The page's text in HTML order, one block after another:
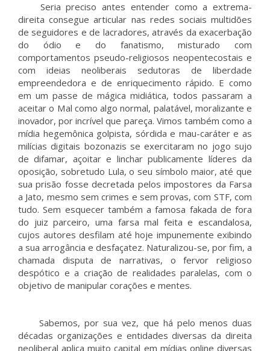
Seria preciso antes entender como a extrema-
direita consegue articular nas redes sociais multidões
de seguidores e de lacradores, através da exacerbação
do ódio e do fanatismo, misturado com
comportamentos pseudo-religiosos neopentecostais e
com ideias neoliberais sedutoras de liberdade
empreendedora e de enriquecimento rápido. E como
em um passe de mágica midiática, todos passaram a
aceitar o Mal como algo normal, palatável, moralizante e
inovador, por incrível que pareça. Vimos também como a
mídia hegemônica golpista, sórdida e mau-caráter e as
milícias digitais bozonazis se exercitaram no jogo sujo
de difamar, açoitar e linchar publicamente líderes da
oposição, sobretudo Lula, o seu símbolo maior, até que
sua prisão fosse decretada pelos impostores da Farsa
a Jato, mesmo sem crimes e sem provas, com STF, com
tudo. Sem esquecer também a famosa fakada de fora
do juiz parceiro, uma farsa mal feita e escandalosa,
cujos autores desfilam até hoje impunemente exibindo
a sua arrogância e desfaçatez. Naturalizou-se, por fim, a
chamada disputa de narrativas, o fervor religioso
despótico e a criação de realidades paralelas, com o
objetivo de manipular corações e mentes.
Sabemos, por sua vez, que há pelo menos duas
décadas organizações e entidades diversas da direita
neoliberal aplica muito capital em mídias online diversas